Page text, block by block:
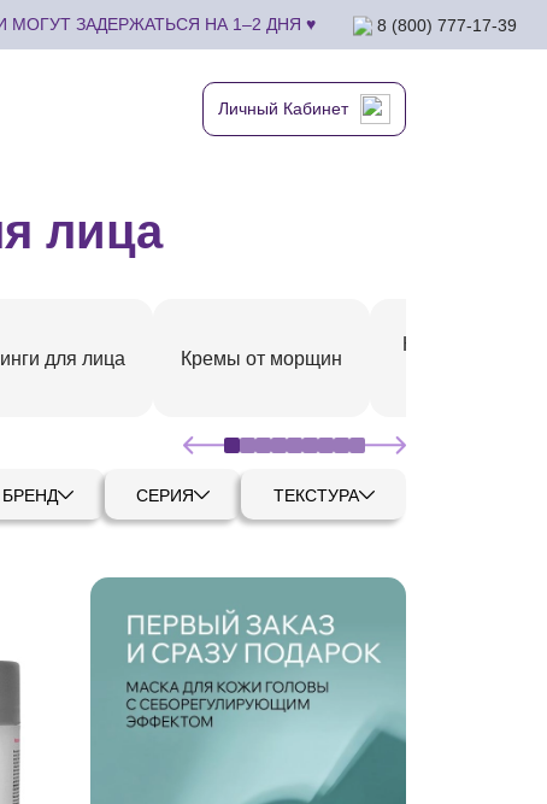
ЗАДЕРЖАТЬСЯ НА 1–2 ДНЯ ♥ 8 (800) 777-17-39
Личный Кабинет
лица
для лица Кремы от морщин
Кремы для
БРЕНД СЕРИЯ ТЕКСТУРА